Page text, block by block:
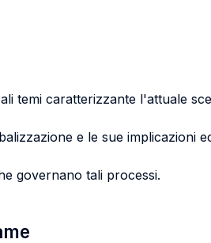
temi caratterizzante l'attuale
e le sue implicazioni
governano tali processi.